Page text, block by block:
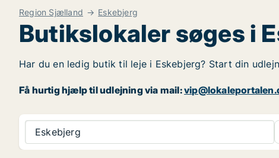
Region Sjælland Eskebjerg
Butikslokaler søges i
Har du en ledig butik til leje i Eskebjerg? Start din
Få hurtig hjælp til udlejning via mail:
Eskebjerg